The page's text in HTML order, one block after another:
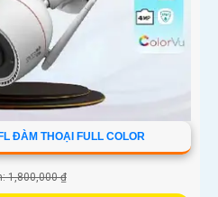
ĐÀM THOẠI FULL COLOR
1,800,000 ₫